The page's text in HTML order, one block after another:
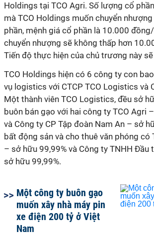
Holdings tại TCO Agri. Số lượng cổ
mà TCO Holdings muốn chuyển
phần, mệnh giá cổ phần là 10.000
chuyển nhượng sẽ không thấp hơn
Tiến độ thực hiện của chủ trương này
TCO Holdings hiện có 6 công ty con
vụ logistics với CTCP TCO Logistics và
Một thành viên TCO Logistics, đều sở
buôn bán gạo với hai công ty TCO Agri
và Công ty CP Tập đoàn Nam An – sở
bất động sản và cho thuê văn phóng có
– sở hữu 99,99% và Công ty TNHH Đầu
sở hữu 99,99%.
Một công ty buôn gạo
muốn xây nhà máy pin
xe điện 200 tỷ ở Việt
Nam